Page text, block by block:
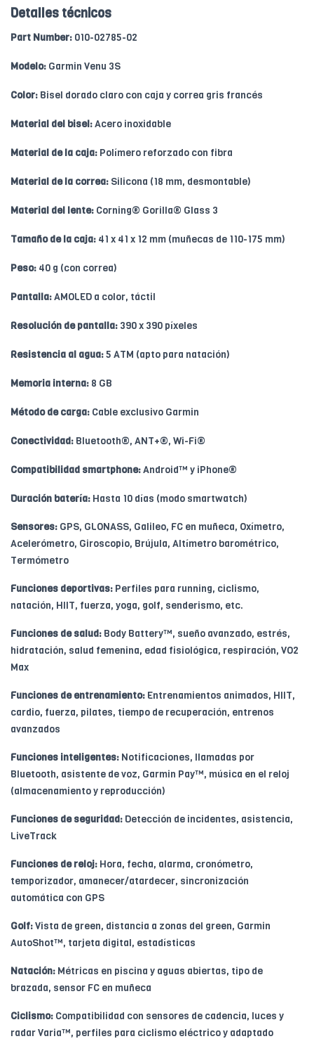
Detalles técnicos
Part Number: 010-02785-02
Modelo: Garmin Venu 3S
Color: Bisel dorado claro con caja y correa gris francés
Material del bisel:Acero inoxidable
Material de la caja: Polímero reforzado con fibra
Material de la correa: Silicona (18 mm, desmontable)
Material del lente: Corning® Gorilla® Glass 3
Tamaño de la caja: 41 x 41 x 12 mm (muñecas de 110-175 mm)
Peso: 40 g (con correa)
Pantalla:AMOLED a color, táctil
Resolución de pantalla: 390 x 390 píxeles
Resistencia al agua:5 ATM (apto para natación)
Memoria interna: 8 GB
Método de carga: Cable exclusivo Garmin
Conectividad: Bluetooth®, ANT+®, Wi-Fi®
Compatibilidad smartphone:Android™ y iPhone®
Duración batería: Hasta 10 días (modo smartwatch)
Sensores: GPS, GLONASS, Galileo, FC en muñeca, Oxímetro,
Acelerómetro, Giroscopio, Brújula, Altímetro barométrico,
Termómetro
Funciones deportivas: Perfiles para running, ciclismo,
natación, HIIT, fuerza, yoga, golf, senderismo, etc.
Funciones de salud: Body Battery™, sueño avanzado, estrés,
hidratación, salud femenina, edad fisiológica, respiración, VO2
Max
Funciones de entrenamiento: Entrenamientos animados, HIIT,
cardio, fuerza, pilates, tiempo de recuperación, entrenos
avanzados
Funciones inteligentes: Notificaciones, llamadas por
Bluetooth, asistente de voz, Garmin Pay™, música en el reloj
(almacenamiento y reproducción)
Funciones de seguridad: Detección de incidentes, asistencia,
LiveTrack
Funciones de reloj: Hora, fecha, alarma, cronómetro,
temporizador, amanecer/atardecer, sincronización
automática con GPS
Golf:Vista de green, distancia a zonas del green, Garmin
AutoShot™, tarjeta digital, estadísticas
Natación: Métricas en piscina y aguas abiertas, tipo de
brazada, sensor FC en muñeca
Ciclismo: Compatibilidad con sensores de cadencia, luces y
radar Varia™, perfiles para ciclismo eléctrico y adaptado